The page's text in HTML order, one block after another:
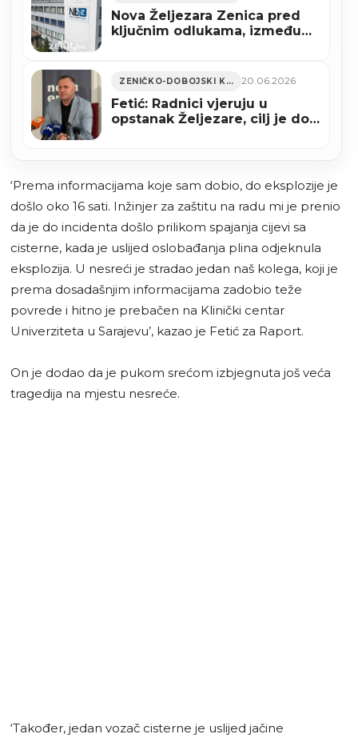
Nova Željezara Zenica pred
ključnim odlukama, između
ZENIČKO-DOBOJSKI KANTON 20.06.2026
Fetić: Radnici vjeruju u
opstanak Željezare, cilj je do
‘Prema informacijama koje sam dobio, do eksplozije je
došlo oko 16 sati. Inžinjer za zaštitu na radu mi je prenio
da je do incidenta došlo prilikom spajanja cijevi sa
cisterne, kada je uslijed oslobađanja plina odjeknula
eksplozija. U nesreći je stradao jedan naš kolega, koji je
prema dosadašnjim informacijama zadobio teže
povrede i hitno je prebačen na Klinički centar
Univerziteta u Sarajevu’, kazao je Fetić za Raport.
On je dodao da je pukom srećom izbjegnuta još veća
tragedija na mjestu nesreće.
‘Također, jedan vozač cisterne je uslijed jačine